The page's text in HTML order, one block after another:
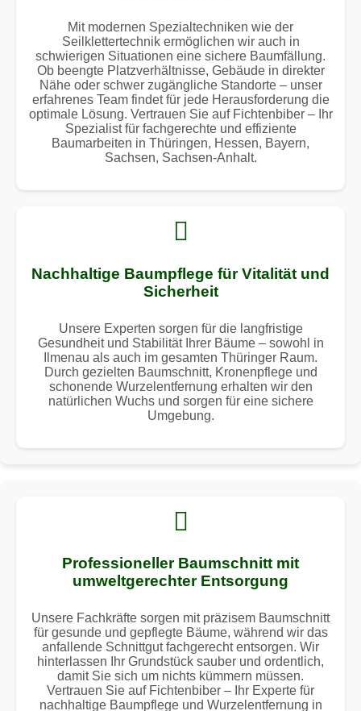
Mit modernen Spezialtechniken wie der
Seilklettertechnik ermöglichen wir auch in
schwierigen Situationen eine sichere Baumfällung.
Ob beengte Platzverhältnisse, Gebäude in direkter
Nähe oder schwer zugängliche Standorte – unser
erfahrenes Team findet für jede Herausforderung die
optimale Lösung. Vertrauen Sie auf Fichtenbiber – Ihr
Spezialist für fachgerechte und effiziente
Baumarbeiten in Thüringen, Hessen, Bayern,
Sachsen, Sachsen-Anhalt.
Nachhaltige Baumpflege für Vitalität und
Sicherheit
Unsere Experten sorgen für die langfristige
Gesundheit und Stabilität Ihrer Bäume – sowohl in
Ilmenau als auch im gesamten Thüringer Raum.
Durch gezielten Baumschnitt, Kronenpflege und
schonende Wurzelentfernung erhalten wir den
natürlichen Wuchs und sorgen für eine sichere
Umgebung.
Professioneller Baumschnitt mit
umweltgerechter Entsorgung
Unsere Fachkräfte sorgen mit präzisem Baumschnitt
für gesunde und gepflegte Bäume, während wir das
anfallende Schnittgut fachgerecht entsorgen. Wir
hinterlassen Ihr Grundstück sauber und ordentlich,
damit Sie sich um nichts kümmern müssen.
Vertrauen Sie auf Fichtenbiber – Ihr Experte für
nachhaltige Baumpflege und Wurzelentfernung in